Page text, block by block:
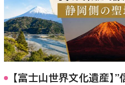
【富士山世界文化遺産】